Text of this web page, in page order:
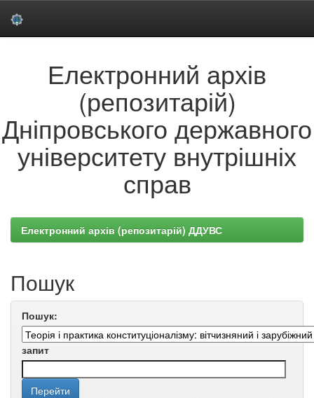
Електронний архів
(репозитарій)
Дніпровського державного
університету внутрішніх
справ
Електронний архів (репозитарій) ДДУВС
Пошук
Пошук:
запит